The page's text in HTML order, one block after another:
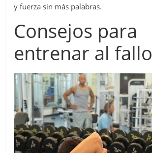
y fuerza sin más palabras.
Consejos para
entrenar al fallo